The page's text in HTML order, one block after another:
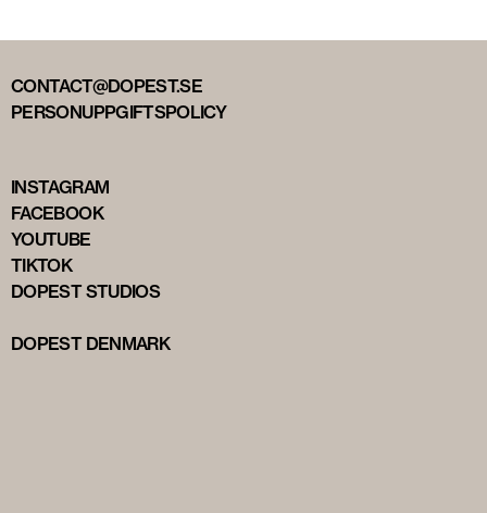
CONTACT@DOPEST.SE
PERSONUPPGIFTSPOLICY
INSTAGRAM
FACEBOOK
YOUTUBE
TIKTOK
DOPEST STUDIOS
DOPEST DENMARK